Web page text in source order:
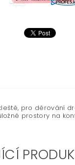
pro děrování
prostory na